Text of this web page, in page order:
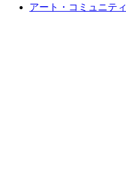
アート・コミュニティ